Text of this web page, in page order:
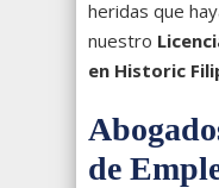
heridas que
nuestro
en Historic
de